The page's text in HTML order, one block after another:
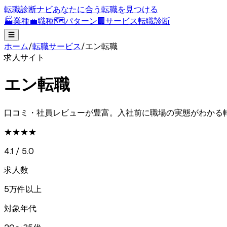
転職診断ナビあなたに合う転職を見つける
🏭業種💼職種🗺️パターン🏢サービス転職診断
☰
ホーム/転職サービス/エン転職
求人サイト
エン転職
口コミ・社員レビューが豊富。入社前に職場の実態がわかる
★★★★
4.1 / 5.0
求人数
5万件以上
対象年代